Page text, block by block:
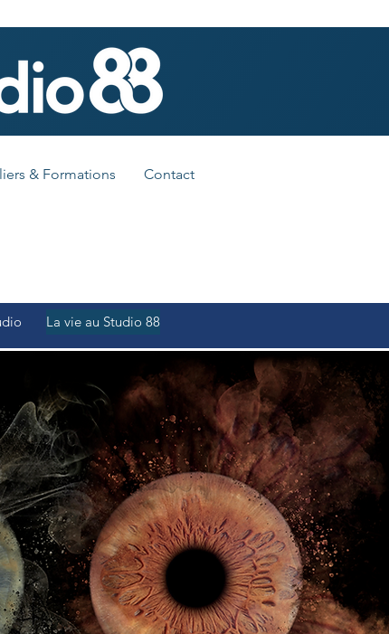
& Formations Contact
La vie au Studio 88